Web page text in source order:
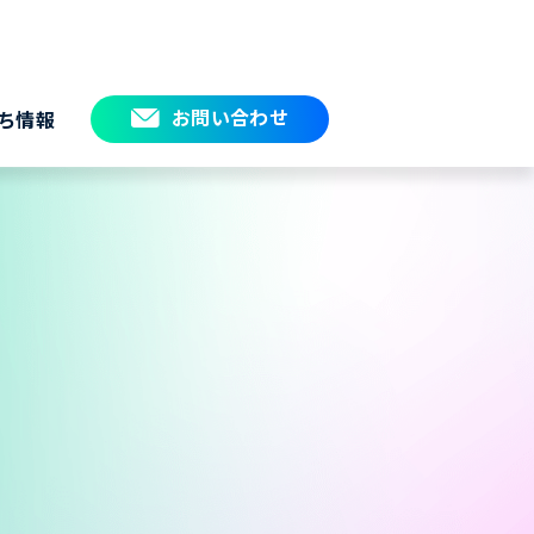
情報 お問い合わせ